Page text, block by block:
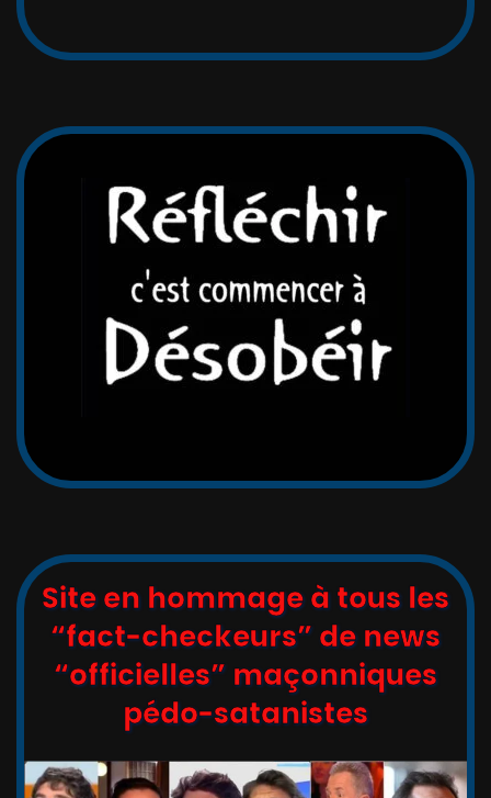
Site en hommage à tous les
“fact-checkeurs” de news
“officielles” maçonniques
pédo-satanistes